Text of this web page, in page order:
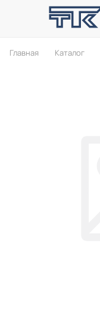
Главная Каталог